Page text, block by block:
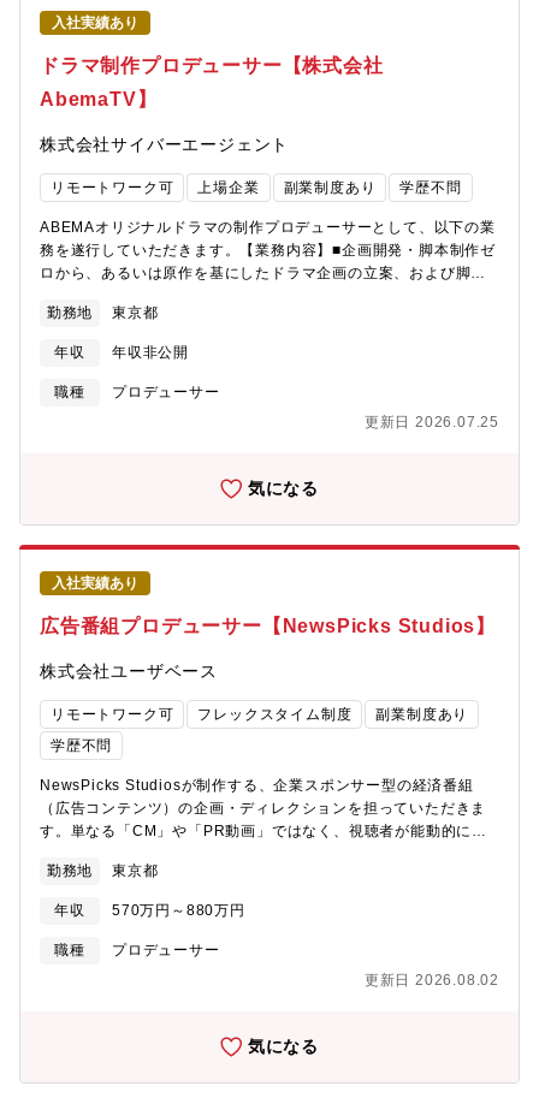
こかに特化したミッションをお任せする場合と、横断的にお任せ
する場合ございます。【本ポジションの魅力】■国内外で成長著し
いアニメマーケットにおいて、ABEMAのアニメ戦略の中核メンバ
ーとして事業成長を牽引できます。■編成・渉外・企画・制作・宣
伝など、アニメに関わる一連のバリューチェーンに幅広く関与
離でデータ分析や事業計画の策定に携わりながら、メディアビジ
ネス・コンテンツビジネスの知見を総合的に磨くことができま
す。■声優やクリエイター、パートナー企業など多様なステークホ
るやりがいの大きいポジションです。【事業内容】ABEMAは、テ
レビ朝日とサイバーエージェントの共同出資によって2016年に設
立され、"新しい未来のテレビ"として幅広いジャンルのコンテンツ
を視聴者に提供しています。ニュース、スポーツ、アニメ、バラ
るだけでなく、ABEMAならではのオリジナルコンテンツやスポー
を遂げてきました。当社は、リアルタイム配信とオンデマンド視
聴を組み合わせた全く新しい視聴体験を提供し、日々進化するメ
入社実績あり
ドラマ制作プロデューサー【株式会社
AbemaTV】
株式会社サイバーエージェント
リモートワーク可 上場企業 副業制度あり 学歴不問
ABEMAオリジナルドラマの制作プロデューサーとして、以下の業
務を遂行していただきます。【業務内容】■企画開発・脚本制作ゼ
ロから、あるいは原作を基にしたドラマ企画の立案、および脚本
などのクリエイター選定、および事務所との交渉を含むキャスト
陣の組成。■制作進行管理制作会社との向き合い、撮影現場のクオ
リティ管理、ポストプロダクションの監修。■コスト・リスク管理
予算配分の最適化、制作過程におけるあらゆるリスクの予測と回
脚で、宣伝・マーケティング戦略との連動を図り、ヒットの確度
ティングといった重要事項については、エグゼクティブプロデュ
ーサーや経営層のチェックを経て決定されますが、それ以外の成
立に関わる多くの部分は、プロデューサー自身の裁量で進められ
ます。1つのプロジェクトに対して、品質責任を担う制作プロデュ
ーサーとして立ち、ビジネスサイドの担当者と密に連携しなが
ら、作品を「社会現象」へと育て上げます。局長や経営層への適
宜エスカレーションを行いながら、スピード感を持って大規模プ
ロジェクトを推進します。【ポジションの魅力】■地上波を超える
表現と規模感地上波では実現が難しいテーマや、大規模な予算を
投じた企画を実現できる環境があります。■「作って届ける」まで
の執着制作して終わりではなく、サイバーエージェントの強みで
あるマーケティングアセットを活用し、自社メディアで「どう流
行らせるか」まで一貫してコミットできます。■データドリブンな
制作体験視聴者の視聴維持率や離脱ポイントなどのデータを制作
にフィードバックし、論理的にヒットを狙う新しいスタイルのコ
ンテンツ制作を経験できます。■グローバルな評価アジア・テレビ
ジョン・アワードや東京国際映画祭での選出など、世界を視野に
入れた作品づくりに携われます。【募集背景】現在、ABEMAオリ
アとしてのプレゼンスが急速に高まっています。今後さらなる大
バーだけでは目指すべき事業成長スピードに対応しきれない可能
性が出ています。「新しい未来のテレビ」の核となる大ヒットド
ラマ制作局は18名の組織です。制作プロデューサーは現在8名が在
勤務地 東京都
年収 年収非公開
職種
プロデューサー
更新日 2026.07.25
気になる
入社実績あり
広告番組プロデューサー【NewsPicks Studios】
株式会社ユーザベース
リモートワーク可 フレックスタイム制度
副業制度あり
学歴不問
NewsPicks Studiosが制作する、企業スポンサー型の経済番組
（広告コンテンツ）の企画・ディレクションを担っていただきま
す。単なる「CM」や「PR動画」ではなく、視聴者が能動的に楽
営課題やブランディングを解決するビジネスを創出していただき
ます。※本ポジションの雇用元は株式会社ユーザベースとなり、
当社子会社の株式会社NewsPicks Studiosに出向となります。
【具体的な業務内容】■企画提案・キャスティング・企画提案：企
の企画提案・キャスティング：出演者（著名人・専門家など）の
連携し企画から台本作成・収録：現場の交通整理を行い、責任者
として意思決定・編集：アバンや演出のディレクション（サムネ
イル作成なども含む）・管理：制作費の予算管理※一度に担当す
勤務地 東京都
年収 570万円～880万円
職種
プロデューサー
更新日 2026.08.02
気になる